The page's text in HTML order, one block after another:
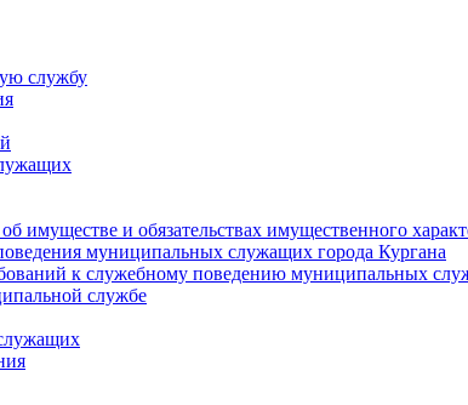
службу
имуществе и обязательствах имущественного
муниципальных служащих города Кургана
к служебному поведению муниципальных
службе